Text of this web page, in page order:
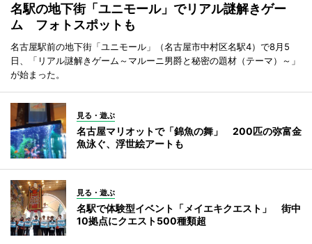
名駅の地下街「ユニモール」でリアル謎解きゲー
ム フォトスポットも
名古屋駅前の地下街「ユニモール」（名古屋市中村区名駅4）で8月5
日、「リアル謎解きゲーム～マルーニ男爵と秘密の題材（テーマ）～」
が始まった。
見る・遊ぶ
名古屋マリオットで「錦魚の舞」 200匹の弥富金
魚泳ぐ、浮世絵アートも
見る・遊ぶ
名駅で体験型イベント「メイエキクエスト」 街中
10拠点にクエスト500種類超